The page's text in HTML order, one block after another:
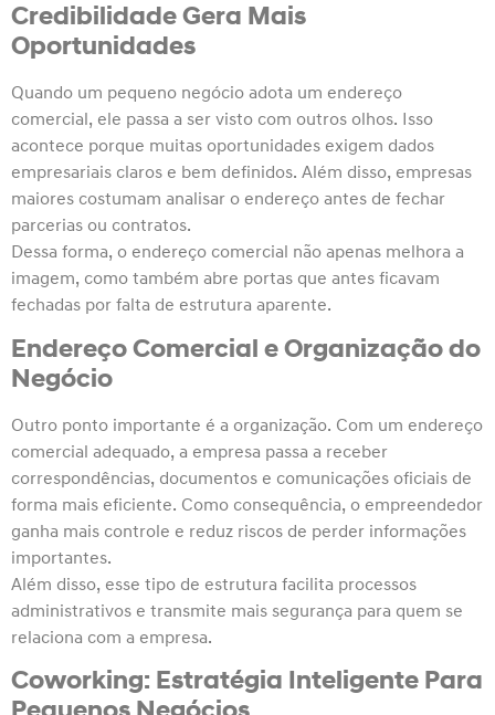
Credibilidade Gera Mais
Oportunidades
Quando um pequeno negócio adota um endereço
comercial, ele passa a ser visto com outros olhos. Isso
acontece porque muitas oportunidades exigem dados
empresariais claros e bem definidos. Além disso, empresas
maiores costumam analisar o endereço antes de fechar
parcerias ou contratos.
Dessa forma, o endereço comercial não apenas melhora a
imagem, como também abre portas que antes ficavam
fechadas por falta de estrutura aparente.
Endereço Comercial e Organização do
Negócio
Outro ponto importante é a organização. Com um endereço
comercial adequado, a empresa passa a receber
correspondências, documentos e comunicações oficiais de
forma mais eficiente. Como consequência, o empreendedor
ganha mais controle e reduz riscos de perder informações
importantes.
Além disso, esse tipo de estrutura facilita processos
administrativos e transmite mais segurança para quem se
relaciona com a empresa.
Coworking: Estratégia Inteligente Para